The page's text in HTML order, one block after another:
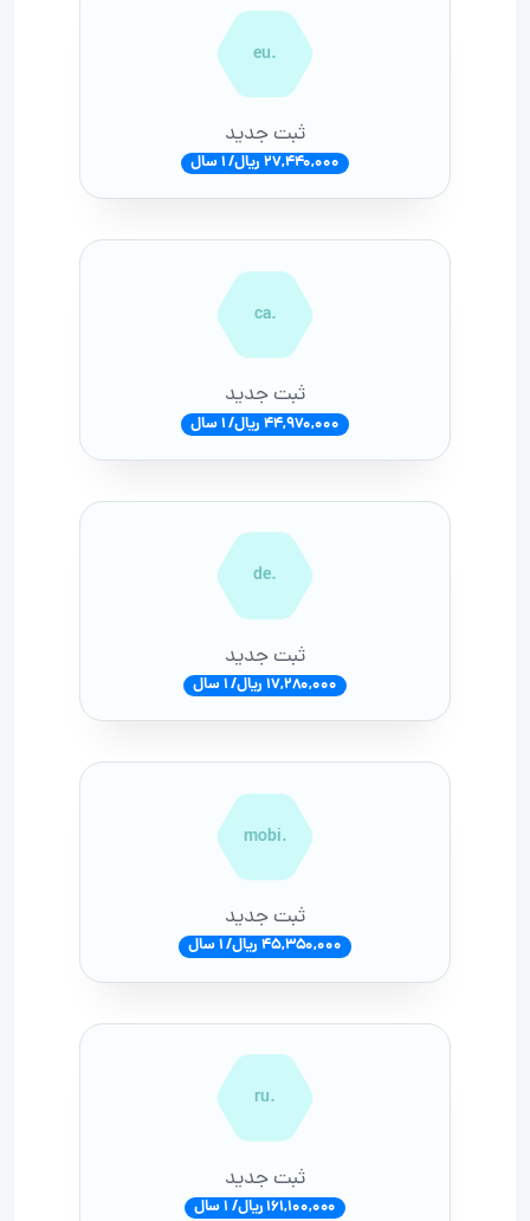
.eu
ثبت جدید
27,440,000 ریال/ 1 سال
.ca
ثبت جدید
44,970,000 ریال/ 1 سال
.de
ثبت جدید
17,280,000 ریال/ 1 سال
.mobi
ثبت جدید
45,350,000 ریال/ 1 سال
.ru
ثبت جدید
161,100,000 ریال/ 1 سال